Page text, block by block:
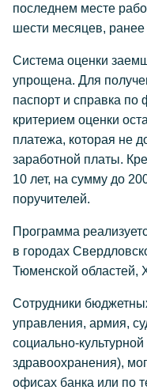
последнем месте
шести месяцев, ранее
Система оценки
упрощена. Для
паспорт и справка
критерием оценки
платежа, которая не
заработной платы.
10 лет, на сумму до
поручителей.
Программа
в городах
Тюменской
Сотрудники
управления, армия,
социально-
здравоохранения),
офисах банка или по